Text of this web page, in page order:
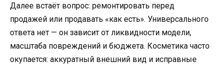
Далее встаёт вопрос: ремонтировать перед
продажей или продавать «как есть». Универсального
ответа нет — он зависит от ликвидности модели,
масштаба повреждений и бюджета. Косметика часто
окупается: аккуратный внешний вид и исправные